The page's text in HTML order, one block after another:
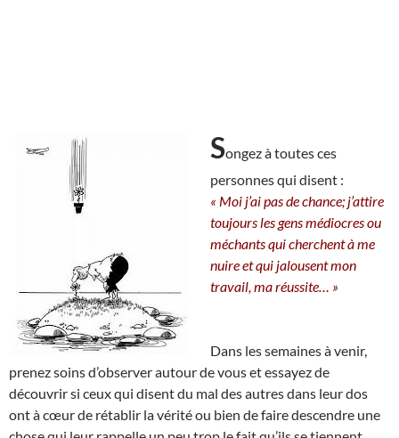
Songez à toutes ces
personnes qui disent :
« Moi j’ai pas de chance; j’attire
toujours les gens médiocres ou
méchants qui cherchent à me
nuire et qui jalousent mon
travail, ma réussite… »
Dans les semaines à venir,
prenez soins d’observer autour de vous et essayez de
découvrir si ceux qui disent du mal des autres dans leur dos
ont à cœur de rétablir la vérité ou bien de faire descendre une